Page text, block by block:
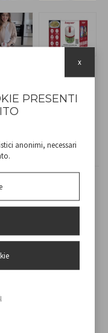
compatto e potente.
che tritano
semplicemente
Contenitore da 250ml.
Inclusa nella
->
PRESENTI
anonimi, necessari
x